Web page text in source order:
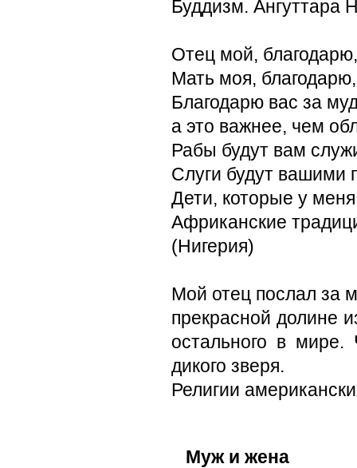
Буддизм. Ангуттара
Отец мой,
Мать моя,
Благодарю вас за
а это важнее, чем
Рабы будут вам
Слуги будут
Дети, которые у
Африканские
(Нигерия)
Мой отец послал за
прекрасной долине
остального в
дикого зверя.
Религии
Муж и жена